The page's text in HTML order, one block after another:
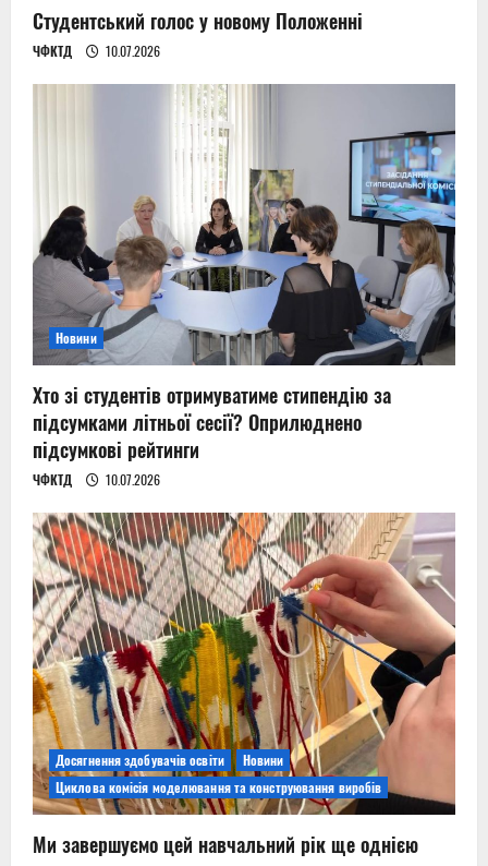
Студентський голос у новому Положенні
ЧФКТД 10.07.2026
Новини
Хто зі студентів отримуватиме стипендію за
підсумками літньої сесії? Оприлюднено
підсумкові рейтинги
ЧФКТД 10.07.2026
Досягнення здобувачів освіти
Новини
Циклова комісія моделювання та конструювання виробів
Ми завершуємо цей навчальний рік ще однією